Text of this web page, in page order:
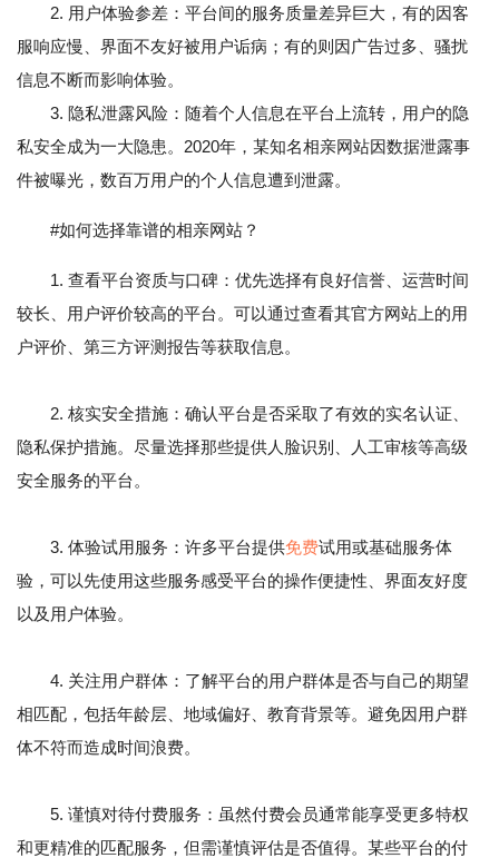
2. 用户体验参差：平台间的服务质量差异巨大，有的因客
服响应慢、界面不友好被用户诟病；有的则因广告过多、骚扰
信息不断而影响体验。
3. 隐私泄露风险：随着个人信息在平台上流转，用户的隐
私安全成为一大隐患。2020年，某知名相亲网站因数据泄露事
件被曝光，数百万用户的个人信息遭到泄露。
#如何选择靠谱的相亲网站？
1. 查看平台资质与口碑：优先选择有良好信誉、运营时间
较长、用户评价较高的平台。可以通过查看其官方网站上的用
户评价、第三方评测报告等获取信息。
2. 核实安全措施：确认平台是否采取了有效的实名认证、
隐私保护措施。尽量选择那些提供人脸识别、人工审核等高级
安全服务的平台。
3. 体验试用服务：许多平台提供免费试用或基础服务体
验，可以先使用这些服务感受平台的操作便捷性、界面友好度
以及用户体验。
4. 关注用户群体：了解平台的用户群体是否与自己的期望
相匹配，包括年龄层、地域偏好、教育背景等。避免因用户群
体不符而造成时间浪费。
5. 谨慎对待付费服务：虽然付费会员通常能享受更多特权
和更精准的匹配服务，但需谨慎评估是否值得。某些平台的付